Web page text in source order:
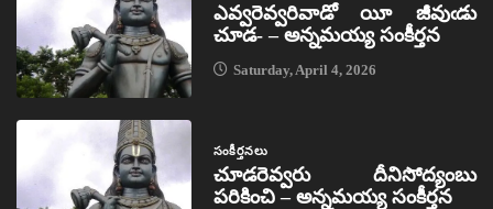
ఎవ్వరెవ్వరివాడో యీ జీవుఁడు
చూడ- – అన్నమయ్య సంకీర్తన
Saturday, April 4, 2026
సంకీర్తనలు
చూడరెవ్వరు దీనిసోద్యంబు
పరికించి – అన్నమయ్య సంకీర్తన